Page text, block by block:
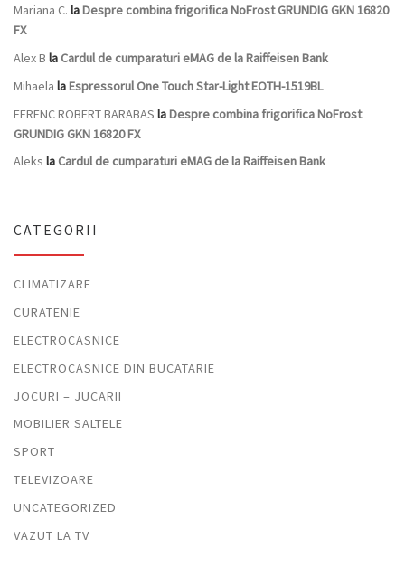
Mariana C. laDespre combina frigorifica NoFrost GRUNDIG GKN 16820
FX
Alex B la Cardul de cumparaturi eMAG de la Raiffeisen Bank
Mihaela laEspressorul One Touch Star-Light EOTH-1519BL
FERENC ROBERT BARABAS laDespre combina frigorifica NoFrost
GRUNDIG GKN 16820 FX
Aleks la Cardul de cumparaturi eMAG de la Raiffeisen Bank
CATEGORII
CLIMATIZARE
CURATENIE
ELECTROCASNICE
ELECTROCASNICE DIN BUCATARIE
JOCURI – JUCARII
MOBILIER SALTELE
SPORT
TELEVIZOARE
UNCATEGORIZED
VAZUT LA TV